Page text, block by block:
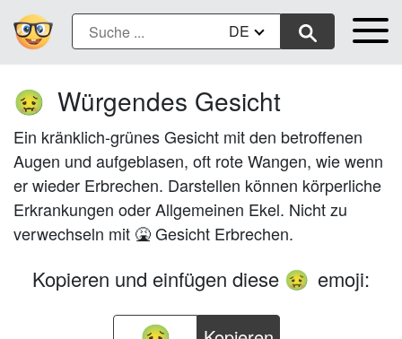
DE
🤢 Würgendes Gesicht
Ein kränklich-grünes Gesicht mit den betroffenen
Augen und aufgeblasen, oft rote Wangen, wie wenn
er wieder Erbrechen. Darstellen können körperliche
Erkrankungen oder Allgemeinen Ekel. Nicht zu
verwechseln mit 🤮 Gesicht Erbrechen.
Kopieren und einfügen diese 🤢 emoji: